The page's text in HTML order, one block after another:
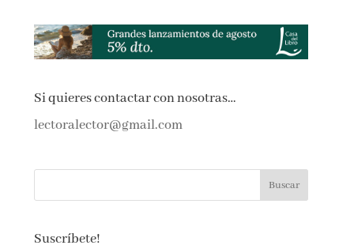
Si quieres contactar con nosotras…
lectoralector@gmail.com
Suscríbete!